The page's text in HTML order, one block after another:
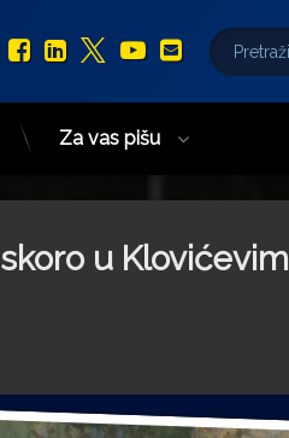
Facebook
LinkedIn
X.com
YouTube
E-mail
Pretraži:
Za vas pišu
u Klovićevim